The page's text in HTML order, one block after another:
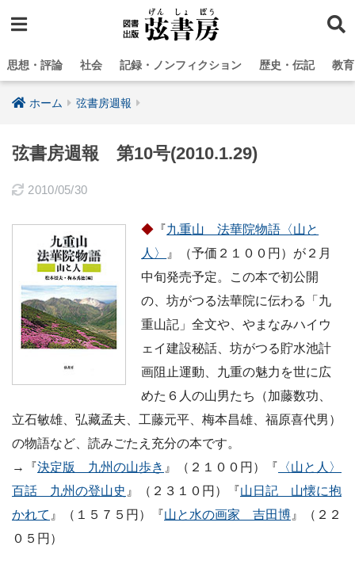
思想・評論 社会 記録・ノンフィクション 歴史・伝記 教
ホーム 弦書房週報
弦書房週報 第10号(2010.1.29)
2010/05/30
◆ 『九重山 法華院物語〈山と
人〉
』（予価２１００円）が２月
中旬発売予定。この本で初公開
の、坊がつる法華院に伝わる「九
重山記」全文や、やまなみハイウ
ェイ建設秘話、坊がつる貯水池計
画阻止運動、九重の魅力を世に広
めた６人の山男たち（加藤数功、
立石敏雄、弘藏孟夫、工藤元平、梅本昌雄、福原喜代男）
の物語など、読みごたえ充分の本です。
→『決定版 九州の山歩き 』（２１００円）『 〈山と人〉
百話 九州の登山史 』（２３１０円）『山日記 山懐に抱
かれて 』（１５７５円）『山と水の画家 吉田博 』（２２
０５円）